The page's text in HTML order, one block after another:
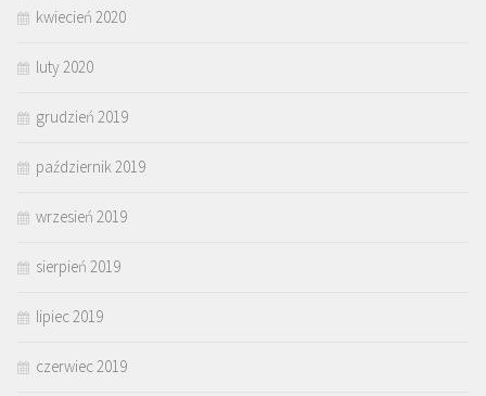
kwiecień 2020
luty 2020
grudzień 2019
październik 2019
wrzesień 2019
sierpień 2019
lipiec 2019
czerwiec 2019